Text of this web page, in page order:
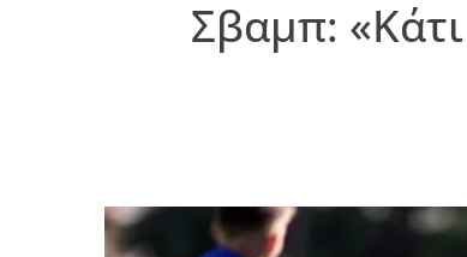
Σβαμπ: «Κάτι